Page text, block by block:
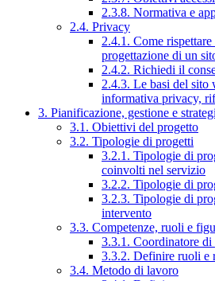
2.3.8. Normativa e
2.4. Privacy
2.4.1. Come
progettazione di un
2.4.2. Richiedi il
2.4.3. Le basi del sito
informativa privacy,
3. Pianificazione, gestione e
3.1. Obiettivi del progetto
3.2. Tipologie di progetti
3.2.1. Tipologie di
coinvolti nel servizio
3.2.2. Tipologie di
3.2.3. Tipologie di
intervento
3.3. Competenze, ruoli e
3.3.1. Coordinatore di
3.3.2. Definire ruoli e
3.4. Metodo di lavoro